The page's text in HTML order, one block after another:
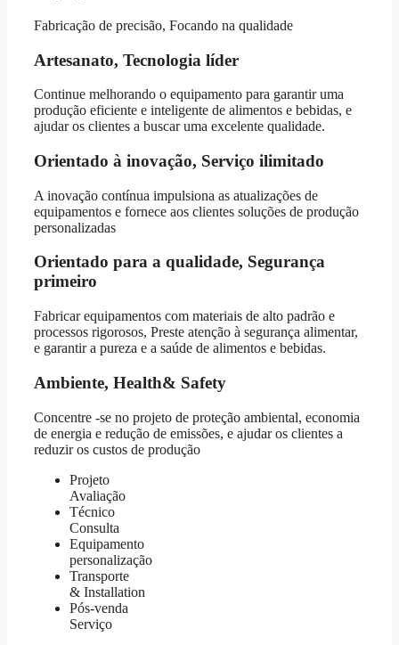
Fabricação de precisão, Focando na qualidade
Artesanato, Tecnologia líder
Continue melhorando o equipamento para garantir uma
produção eficiente e inteligente de alimentos e bebidas, e
ajudar os clientes a buscar uma excelente qualidade.
Orientado à inovação, Serviço ilimitado
A inovação contínua impulsiona as atualizações de
equipamentos e fornece aos clientes soluções de produção
personalizadas
Orientado para a qualidade, Segurança
primeiro
Fabricar equipamentos com materiais de alto padrão e
processos rigorosos, Preste atenção à segurança alimentar,
e garantir a pureza e a saúde de alimentos e bebidas.
Ambiente, Health& Safety
Concentre -se no projeto de proteção ambiental, economia
de energia e redução de emissões, e ajudar os clientes a
reduzir os custos de produção
Projeto
Avaliação
Técnico
Consulta
Equipamento
personalização
Transporte
& Installation
Pós-venda
Serviço